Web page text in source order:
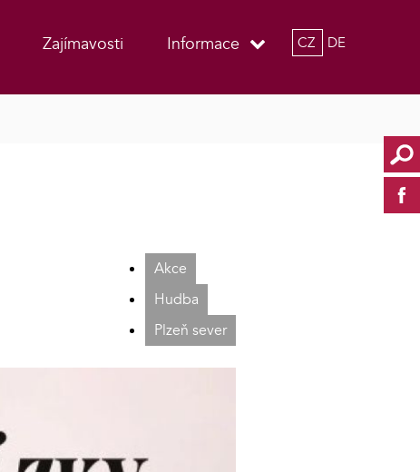
Zajímavosti Informace CZ DE
Akce
Hudba
Plzeň sever